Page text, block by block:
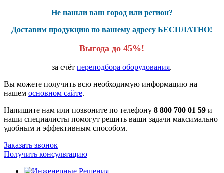
Не нашли ваш город или регион?
Доставим продукцию по вашему адресу БЕСПЛАТНО!
Выгода до 45%!
за счёт переподбора оборудования.
Вы можете получить всю необходимую информацию на
нашем основном сайте.
Напишите нам или позвоните по телефону 8 800 700 01 59 и
наши специалисты помогут решить ваши задачи максимально
удобным и эффективным способом.
Заказать звонок
Получить консультацию